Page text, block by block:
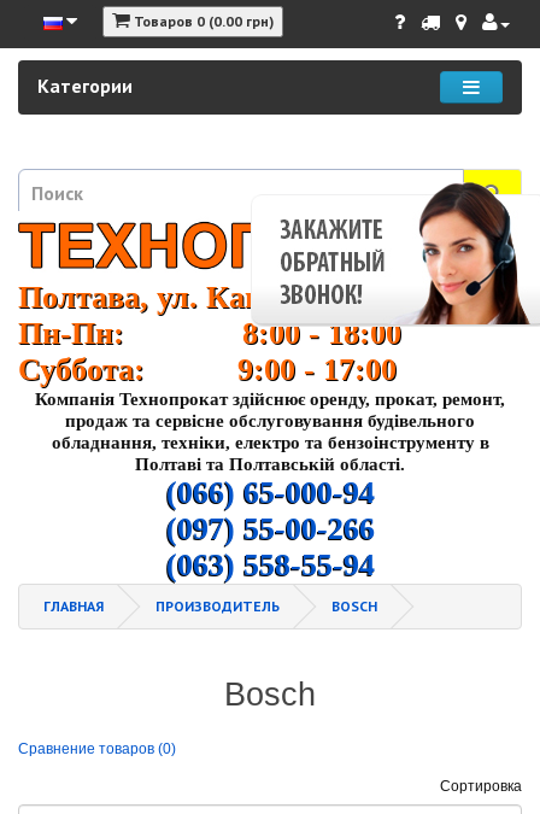
Товаров 0 (0.00 грн)
Категории
Полтава, ул. Кагамлыка 37
Пн-Пн: 8:00 - 18:00
Суббота: 9:00 - 17:00
Компанія Технопрокат здійснює оренду, прокат, ремонт,
продаж та сервісне обслуговування будівельного
обладнання, техніки, електро та бензоінструменту в
Полтаві та Полтавській області.
(066) 65-000-94
(097) 55-00-266
(063) 558-55-94
ГЛАВНАЯ ПРОИЗВОДИТЕЛЬ BOSCH
Bosch
Сравнение товаров (0)
Сортировка